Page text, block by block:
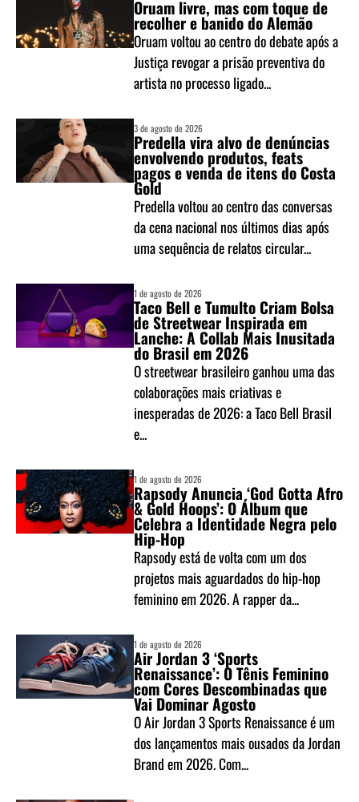
Oruam livre, mas com toque de
recolher e banido do Alemão
Oruam voltou ao centro do debate após a
Justiça revogar a prisão preventiva do
artista no processo ligado...
3 de agosto de 2026
Predella vira alvo de denúncias
envolvendo produtos, feats
pagos e venda de itens do Costa
Gold
Predella voltou ao centro das conversas
da cena nacional nos últimos dias após
uma sequência de relatos circular...
1 de agosto de 2026
Taco Bell e Tumulto Criam Bolsa
de Streetwear Inspirada em
Lanche: A Collab Mais Inusitada
do Brasil em 2026
O streetwear brasileiro ganhou uma das
colaborações mais criativas e
inesperadas de 2026: a Taco Bell Brasil
e...
1 de agosto de 2026
Rapsody Anuncia ‘God Gotta Afro
& Gold Hoops’: O Álbum que
Celebra a Identidade Negra pelo
Hip-Hop
Rapsody está de volta com um dos
projetos mais aguardados do hip-hop
feminino em 2026. A rapper da...
1 de agosto de 2026
Air Jordan 3 ‘Sports
Renaissance’: O Tênis Feminino
com Cores Descombinadas que
Vai Dominar Agosto
O Air Jordan 3 Sports Renaissance é um
dos lançamentos mais ousados da Jordan
Brand em 2026. Com...